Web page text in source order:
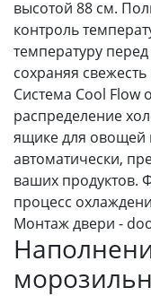
высотой 88 см.
контроль
температуру
сохраняя
Система Cool Flow
распределение
ящике для овощей
автоматически,
ваших продуктов.
процесс
Монтаж двери -